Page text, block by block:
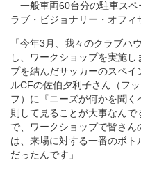
一般車両60台分の駐車スペ
ラブ・ビジョナリー・オフィ
「今年3月、我々のクラブハ
し、ワークショップを実施
プを結んだサッカーのスペ
ルCFの佐伯夕利子さん（フ
フ）に『ニーズが何かを聞
則して見ることが大事なん
で、ワークショップで皆さ
は、来場に対する一番のボ
だったんです」